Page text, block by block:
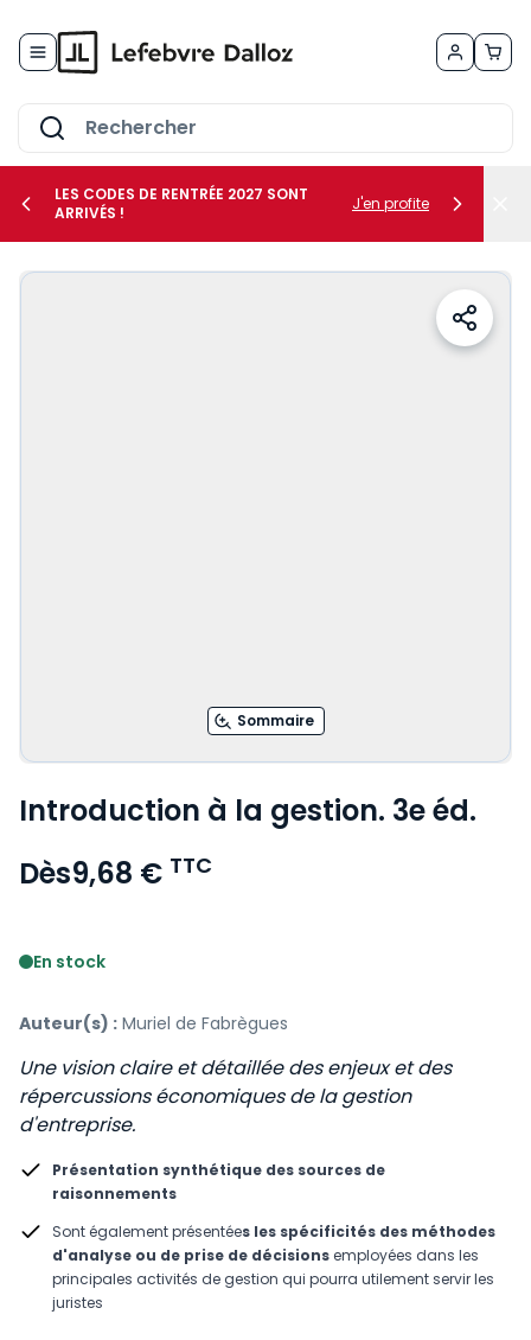
le sous-menu Vos métiers
LES CODES DE RENTRÉE 2027 SONT
ARRIVÉS !
J'en profite
Sommaire
Introduction à la gestion. 3e éd.
Dès9,68 € TTC
En stock
Auteur(s) : Muriel de Fabrègues
Une vision claire et détaillée des enjeux et des
répercussions économiques de la gestion
d'entreprise.
Présentation synthétique des sources de
raisonnements​
Sont également présentées les spécificités des méthodes
d'analyse ou de prise de décisionsemployées dans les
principales activités de gestion qui pourra utilement servir les
juristes